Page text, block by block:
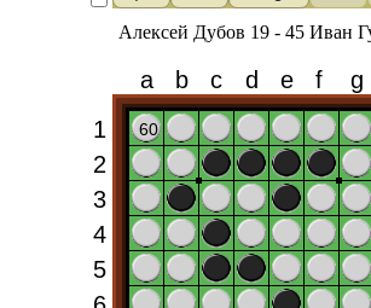
Алексей Дубов 19 - 45 Иван